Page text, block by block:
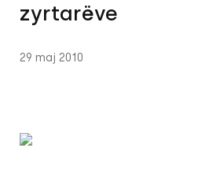
zyrtarëve
29 maj 2010